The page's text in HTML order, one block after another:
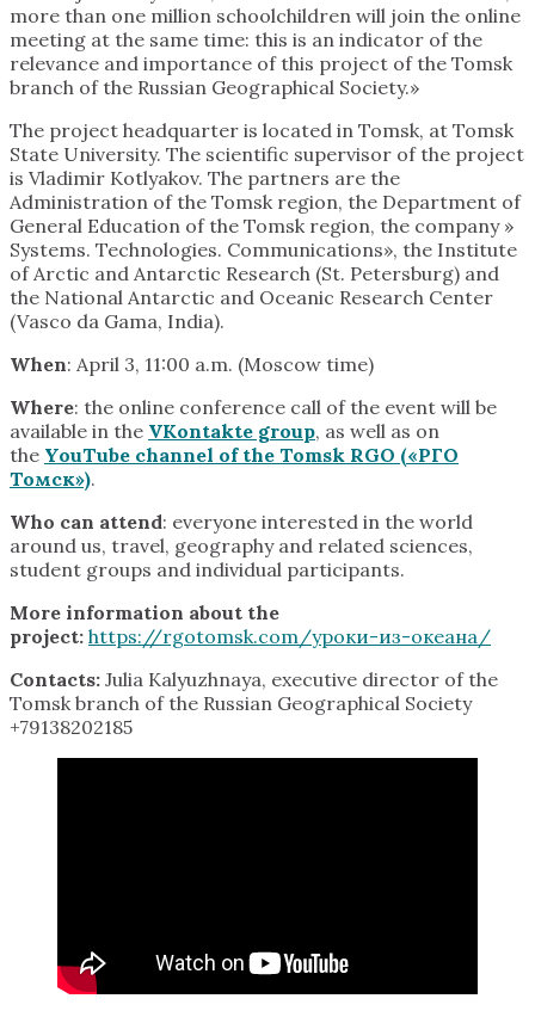
more than one million schoolchildren will join the online
meeting at the same time: this is an indicator of the
relevance and importance of this project of the Tomsk
branch of the Russian Geographical Society.»
The project headquarter is located in Tomsk, at Tomsk
State University. The scientific supervisor of the project
is Vladimir Kotlyakov. The partners are the
Administration of the Tomsk region, the Department of
General Education of the Tomsk region, the company »
Systems. Technologies. Communications», the Institute
of Arctic and Antarctic Research (St. Petersburg) and
the National Antarctic and Oceanic Research Center
(Vasco da Gama, India).
When: April 3, 11:00 a.m. (Moscow time)
Where: the online conference call of the event will be
available in the VKontakte group, as well as on
the YouTube channel of the Tomsk RGO («РГО
Томск»).
Who can attend: everyone interested in the world
around us, travel, geography and related sciences,
student groups and individual participants.
More information about the
project: https://rgotomsk.com/уроки-из-океана/
Contacts: Julia Kalyuzhnaya, executive director of the
Tomsk branch of the Russian Geographical Society
+79138202185